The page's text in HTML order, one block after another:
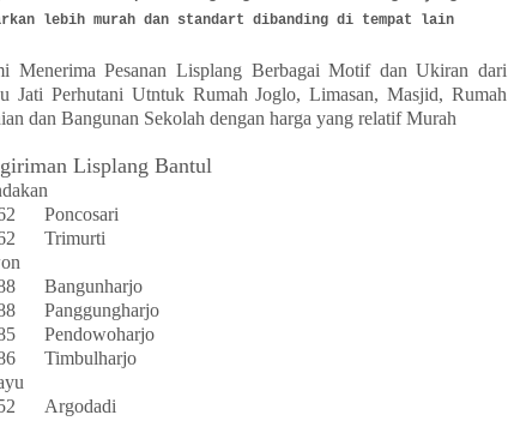
lebih murah dan standart dibanding di tempat lain
Menerima Pesanan Lisplang Berbagai Motif dan Ukiran dari
Jati Perhutani Utntuk Rumah Joglo, Limasan, Masjid, Rumah
dan Bangunan Sekolah dengan harga yang relatif Murah
Lisplang Bantul
Poncosari
Trimurti
Bangunharjo
Panggungharjo
Pendowoharjo
Timbulharjo
Argodadi